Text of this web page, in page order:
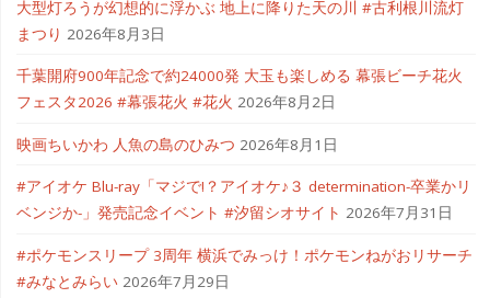
大型灯ろうが幻想的に浮かぶ 地上に降りた天の川 #古利根川流灯
まつり 2026年8月3日
千葉開府900年記念で約24000発 大玉も楽しめる 幕張ビーチ花火
フェスタ2026 #幕張花火 #花火 2026年8月2日
映画ちいかわ 人魚の島のひみつ 2026年8月1日
#アイオケ Blu-ray「マジで!？アイオケ♪３ determination-卒業かリ
ベンジか-」発売記念イベント #汐留シオサイト 2026年7月31日
#ポケモンスリープ 3周年 横浜でみっけ！ポケモンねがおリサーチ
#みなとみらい 2026年7月29日